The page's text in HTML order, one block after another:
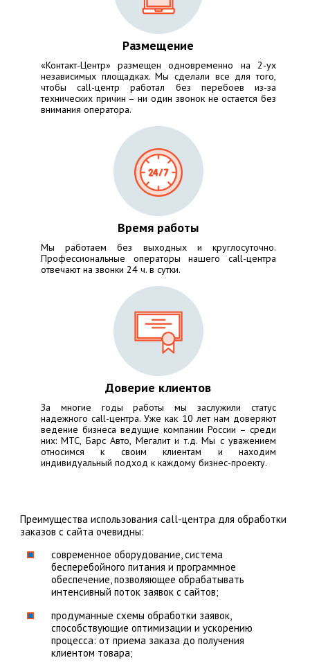
Размещение
«Контакт-Центр» размещен одновременно на 2-ух
независимых площадках. Мы сделали все для того,
чтобы call-центр работал без перебоев из-за
технических причин – ни один звонок не остается без
внимания оператора.
Время работы
Мы работаем без выходных и круглосуточно.
Профессиональные операторы нашего call-центра
отвечают на звонки 24 ч. в сутки.
Доверие клиентов
За многие годы работы мы заслужили статус
надежного call-центра. Уже как 10 лет нам доверяют
ведение бизнеса ведущие компании России – среди
них:МТС, Барс Авто, Мегалити т.д. Мы с уважением
относимся к своим клиентам и находим
индивидуальный подход к каждому бизнес-проекту.
Преимущества использования call-центра для обработки
заказов с сайта очевидны:
современное оборудование, система
бесперебойного питания и программное
обеспечение, позволяющее обрабатывать
интенсивный поток заявок с сайтов;
продуманные схемы обработки заявок,
способствующие оптимизации и ускорению
процесса: от приема заказа до получения
клиентом товара;